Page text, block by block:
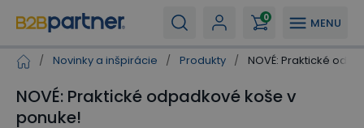
MENU
0
/ Novinky a inšpirácie / Produkty / NOVÉ: Praktické
NOVÉ: Praktické odpadkové koše v
ponuke!